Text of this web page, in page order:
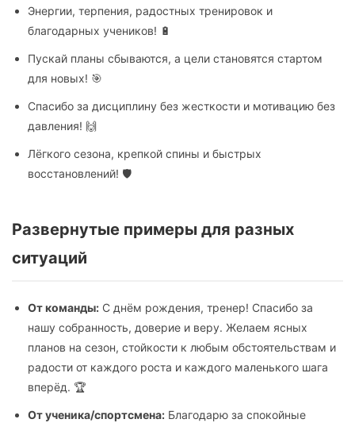
Энергии, терпения, радостных тренировок и
благодарных учеников! 🔋
Пускай планы сбываются, а цели становятся стартом
для новых! 🎯
Спасибо за дисциплину без жесткости и мотивацию без
давления! 🙌
Лёгкого сезона, крепкой спины и быстрых
восстановлений! 🛡️
Развернутые примеры для разных
ситуаций
От команды: С днём рождения, тренер! Спасибо за
нашу собранность, доверие и веру. Желаем ясных
планов на сезон, стойкости к любым обстоятельствам и
радости от каждого роста и каждого маленького шага
вперёд. 🏆
От ученика/спортсмена: Благодарю за спокойные